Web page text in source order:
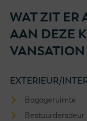
WAT ZIT ER
AAN DEZE
EXTERIEUR/
Bagageruimte
Bestuurdersdeur